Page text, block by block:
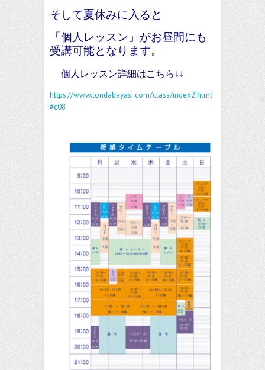
そして夏休みに入ると
「個人レッスン」がお昼間にも
受講可能となります。
個人レッスン詳細はこちら↓↓
https://www.tondabayasi.com/class/index2.html
#c08